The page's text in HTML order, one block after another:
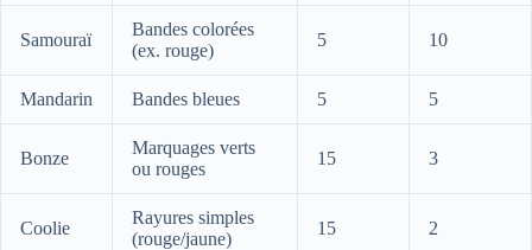
Samouraï
Bandes colorées
(ex. rouge)
5 10
Mandarin Bandes bleues 5 5
Bonze
Marquages verts
ou rouges
15 3
Coolie
Rayures simples
(rouge/jaune)
15 2